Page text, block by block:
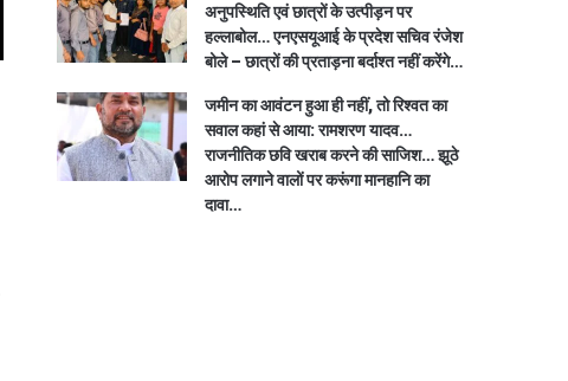
अनुपस्थिति एवं छात्रों के उत्पीड़न पर
हल्लाबोल… एनएसयूआई के प्रदेश सचिव रंजेश
बोले – छात्रों की प्रताड़ना बर्दाश्त नहीं करेंगे…
जमीन का आवंटन हुआ ही नहीं, तो रिश्वत का
सवाल कहां से आया: रामशरण यादव…
राजनीतिक छवि खराब करने की साजिश… झूठे
आरोप लगाने वालों पर करूंगा मानहानि का
दावा…